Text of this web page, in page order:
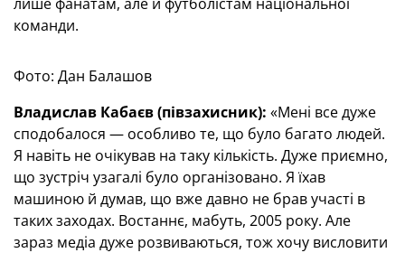
команди.
Фото: Дан Балашов
Владислав Кабаєв (півзахисник): «Мені все дуже
сподобалося — особливо те, що було багато людей.
Я навіть не очікував на таку кількість. Дуже приємно,
що зустріч узагалі було організовано. Я їхав
машиною й думав, що вже давно не брав участі в
таких заходах. Востаннє, мабуть, 2005 року. Але
зараз медіа дуже розвиваються, тож хочу висловити